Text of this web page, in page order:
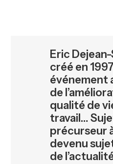
Nous
Eric
créé en
événement
de
qualité de
travail…
précurseur
devenu
de